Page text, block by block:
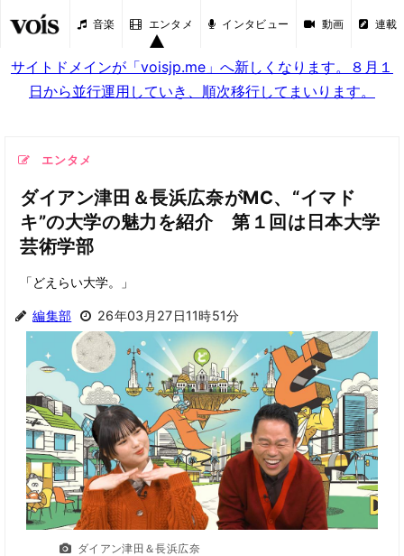
音楽 エンタメ インタビュー 動画 連載
サイトドメインが「voisjp.me」へ新しくなります。８月１
日から並行運用していき、順次移行してまいります。
エンタメ
ダイアン津田＆長浜広奈がMC、“イマド
キ”の大学の魅力を紹介 第１回は日本大学
芸術学部
「どえらい大学。」
編集部 26年03月27日11時51分
ダイアン津田＆長浜広奈